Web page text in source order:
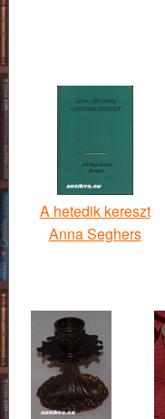
A hetedik kereszt
Anna Seghers